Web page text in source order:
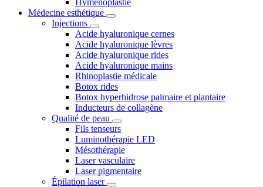
Hyménoplastie
Médecine esthétique
Injections
Acide hyaluronique cernes
Acide hyaluronique lèvres
Acide hyaluronique rides
Acide hyaluronique mains
Rhinoplastie médicale
Botox rides
Botox hyperhidrose palmaire et plantaire
Inducteurs de collagène
Qualité de peau
Fils tenseurs
Luminothérapie LED
Mésothérapie
Laser vasculaire
Laser pigmentaire
Épilation laser